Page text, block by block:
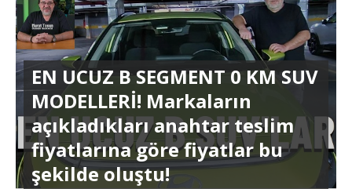
EN UCUZ B SEGMENT 0 KM SUV
MODELLERİ! Markaların
açıkladıkları anahtar teslim
fiyatlarına göre fiyatlar bu
şekilde oluştu!